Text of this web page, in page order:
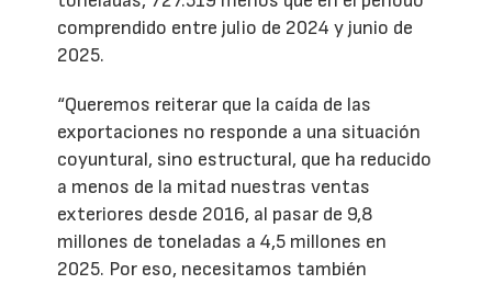
comprendido entre julio de 2024 y junio de
2025.
“Queremos reiterar que la caída de las
exportaciones no responde a una situación
coyuntural, sino estructural, que ha reducido
a menos de la mitad nuestras ventas
exteriores desde 2016, al pasar de 9,8
millones de toneladas a 4,5 millones en
2025. Por eso, necesitamos también